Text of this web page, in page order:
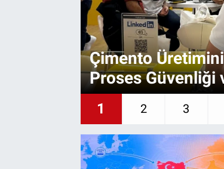
Çimento
Proses Güvenliği
1 2 3
EndüstriST
Enerjisini Üreten Fabrikalar
Endüstri 4.0 Uygulamaları